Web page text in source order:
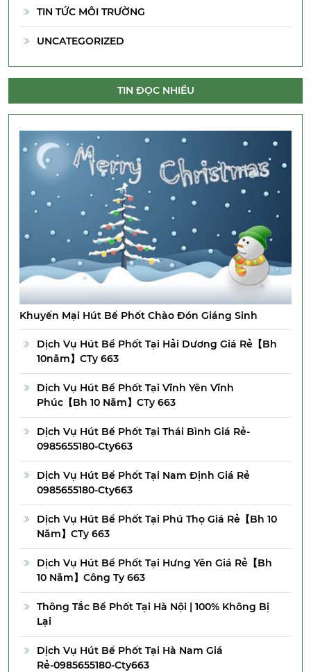
TIN TỨC MÔI TRƯỜNG
UNCATEGORIZED
TIN ĐỌC NHIỀU
Khuyến Mại Hút Bể Phốt Chào Đón Giáng Sinh
Dịch Vụ Hút Bể Phốt Tại Hải Dương Giá Rẻ【Bh
10năm】CTy 663
Dịch Vụ Hút Bể Phốt Tại Vĩnh Yên Vĩnh
Phúc【Bh 10 Năm】CTy 663
Dịch Vụ Hút Bể Phốt Tại Thái Bình Giá Rẻ-
0985655180-Cty663
Dịch Vụ Hút Bể Phốt Tại Nam Định Giá Rẻ
0985655180-Cty663
Dịch Vụ Hút Bể Phốt Tại Phú Thọ Giá Rẻ【Bh 10
Năm】CTy 663
Dịch Vụ Hút Bể Phốt Tại Hưng Yên Giá Rẻ【Bh
10 Năm】Công Ty 663
Thông Tắc Bể Phốt Tại Hà Nội | 100% Không Bị
Lại
Dịch Vụ Hút Bể Phốt Tại Hà Nam Giá
Rẻ-0985655180-Cty663